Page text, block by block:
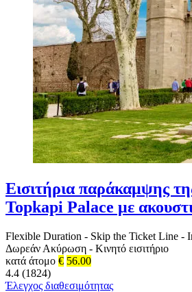
Εισιτήρια παράκαμψης
Topkapi Palace με
Flexible Duration - Skip the Ticket Line -
Δωρεάν Ακύρωση - Κινητό εισιτήριο
κατά άτομο € 56.00
4.4 (1824)
Έλεγχος διαθεσιμότητας